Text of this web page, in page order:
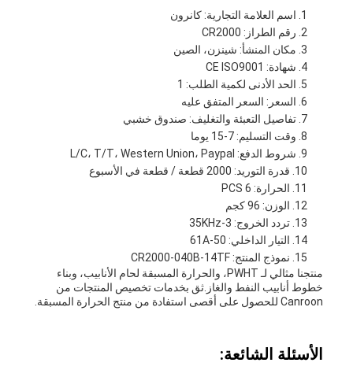
اسم العلامة التجارية: كانرون
رقم الطراز: CR2000
مكان المنشأ: شينزن، الصين
شهادة: CE ISO9001
الحد الأدنى لكمية الطلب: 1
السعر: السعر المتفق عليه
تفاصيل التعبئة والتغليف: صندوق خشبي
وقت التسليم: 7-15 يوما
شروط الدفع: L/C، T/T، Western Union، Paypal
قدرة التوريد: 2000 قطعة / قطعة في الأسبوع
الحرارة: 6 PCS
الوزن: 96 كجم
تردد الخروج: 3-35KHz
التيار الداخلي: 50-61A
نموذج المنتج: CR2000-040B-14TF
منتجنا مثالي لـ PWHT، والحرارة المسبقة لحام الأنابيب، وبناء
خطوط أنابيب النفط والغاز.ثق بخدمات تخصيص المنتجات من
Canroon للحصول على أقصى استفادة من منتج الحرارة المسبقة.
الأسئلة الشائعة: